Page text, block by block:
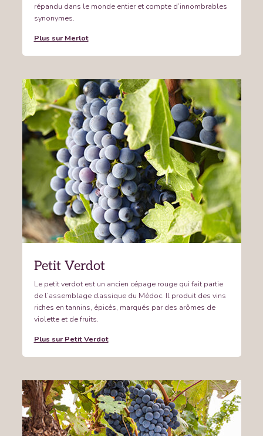
répandu dans le monde entier et compte d’innombrables
synonymes.
Plus sur Merlot
Petit Verdot
Le petit verdot est un ancien cépage rouge qui fait partie
de l’assemblage classique du Médoc. Il produit des vins
riches en tannins, épicés, marqués par des arômes de
violette et de fruits.
Plus sur Petit Verdot